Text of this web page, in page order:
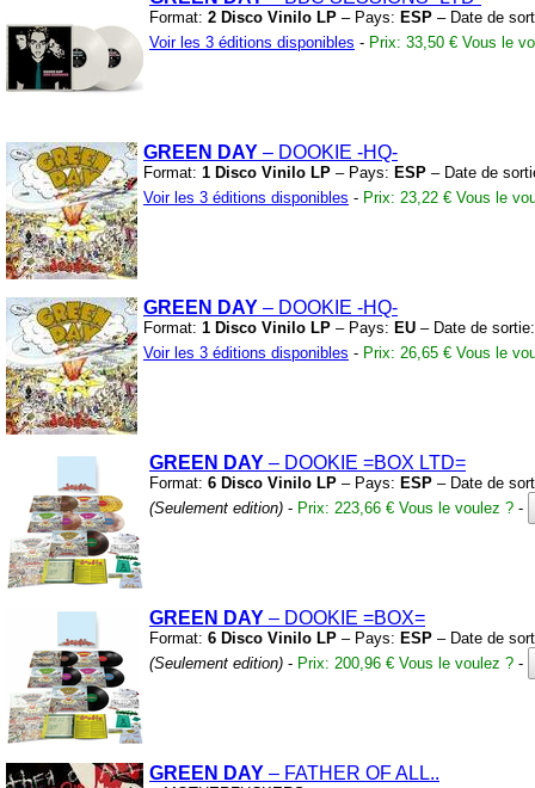
Format: 2 Disco Vinilo LP – Pays: ESP – Date de
Voir les 3 éditions disponibles - Prix: 33,50 € Vous le
GREEN DAY – DOOKIE -HQ-
Format: 1 Disco Vinilo LP – Pays: ESP – Date de
Voir les 3 éditions disponibles - Prix: 23,22 € Vous le
GREEN DAY – DOOKIE -HQ-
Format: 1 Disco Vinilo LP – Pays: EU – Date de
Voir les 3 éditions disponibles - Prix: 26,65 € Vous le
GREEN DAY – DOOKIE =BOX LTD=
Format: 6 Disco Vinilo LP – Pays: ESP – Date de
(Seulement edition) - Prix: 223,66 € Vous le voulez ? -
GREEN DAY – DOOKIE =BOX=
Format: 6 Disco Vinilo LP – Pays: ESP – Date de
(Seulement edition) - Prix: 200,96 € Vous le voulez ? -
GREEN DAY – FATHER OF ALL..